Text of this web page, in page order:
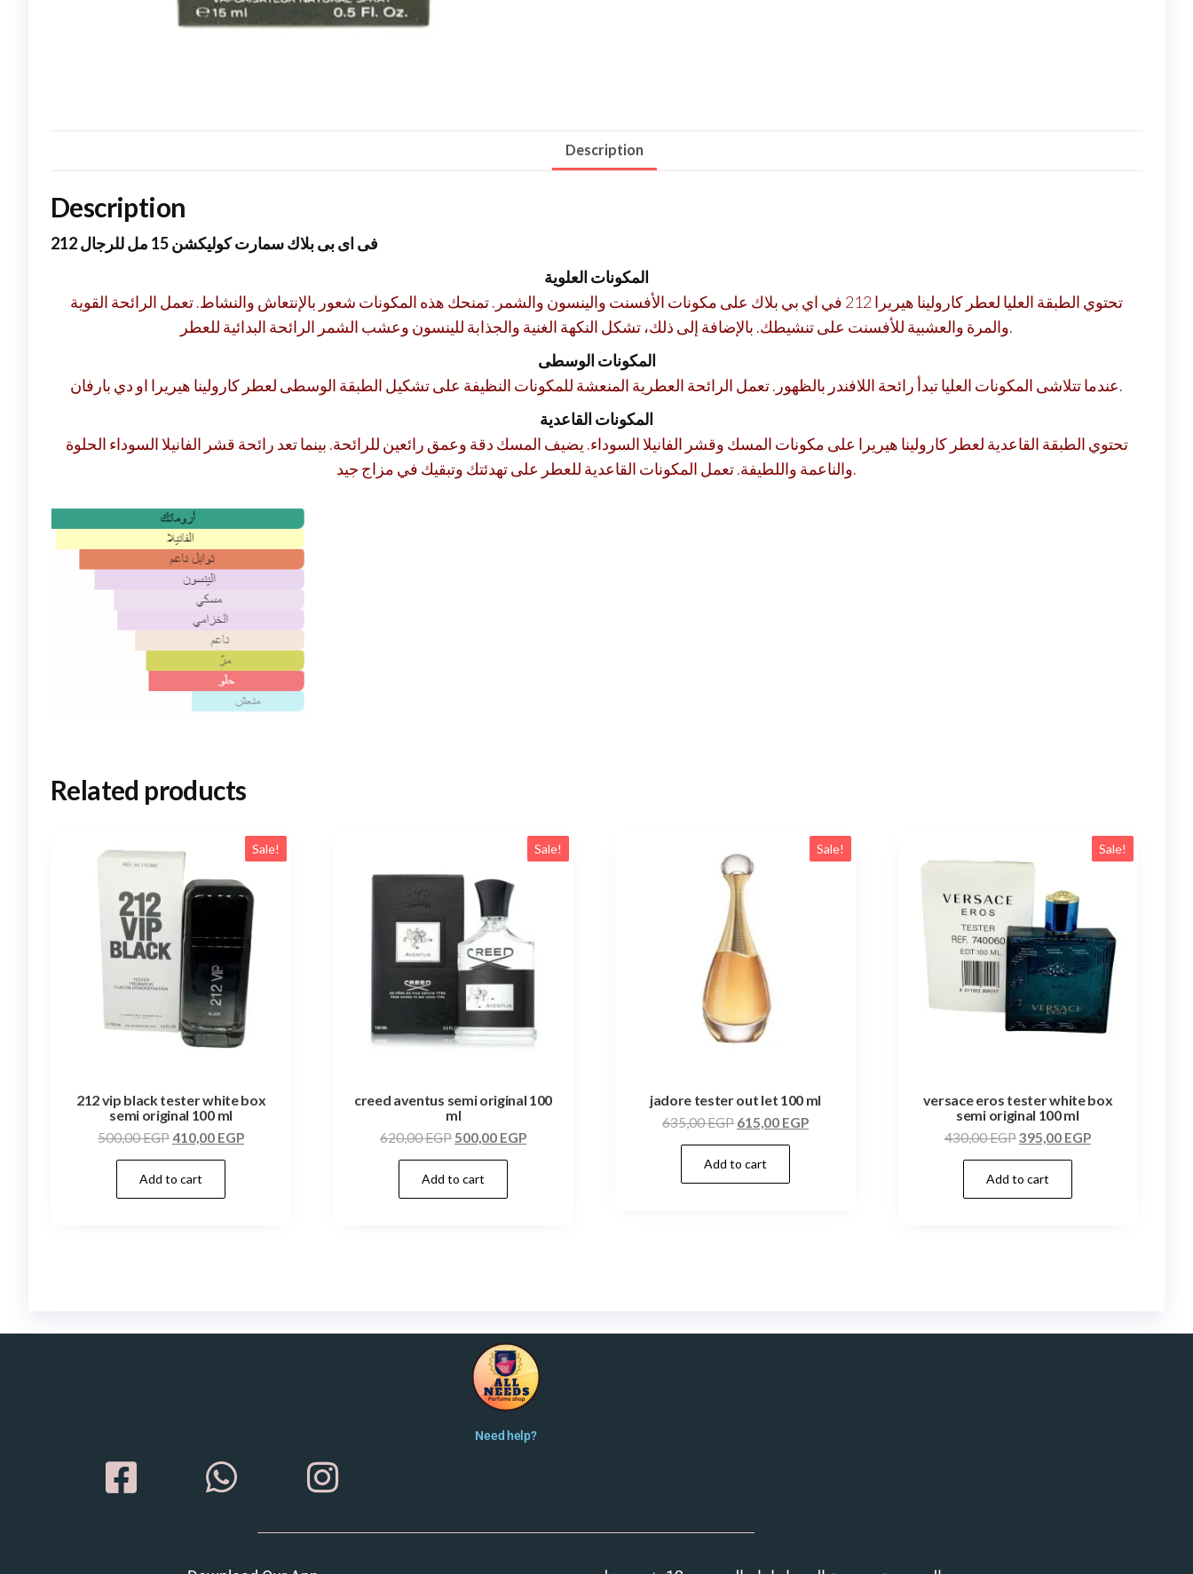
Description
Description
212 فى اى بى بلاك سمارت كوليكشن 15 مل للرجال
المكونات العلوية
تحتوي الطبقة العليا لعطر كارولينا هيريرا 212 في اي بي بلاك على مكونات الأفسنت والينسون والشمر. تمنحك هذه المكونات شعور بالإنتعاش والنشاط. تعمل الرائحة القوية
والمرة والعشبية للأفسنت على تنشيطك. بالإضافة إلى ذلك، تشكل النكهة الغنية والجذابة للينسون وعشب الشمر الرائحة البدائية للعطر.
المكونات الوسطى
عندما تتلاشى المكونات العليا تبدأ رائحة اللافندر بالظهور. تعمل الرائحة العطرية المنعشة للمكونات النظيفة على تشكيل الطبقة الوسطى لعطر كارولينا هيريرا او دي بارفان.
المكونات القاعدية
تحتوي الطبقة القاعدية لعطر كارولينا هيريرا على مكونات المسك وقشر الفانيلا السوداء. يضيف المسك دقة وعمق رائعين للرائحة. بينما تعد رائحة قشر الفانيلا السوداء الحلوة
والناعمة واللطيفة. تعمل المكونات القاعدية للعطر على تهدئتك وتبقيك في مزاج جيد.
Related products
Sale!
212 vip black tester white box
semi original 100 ml
500,00EGP410,00 EGP
Add to cart
Sale!
creed aventus semi original 100
ml
620,00EGP500,00 EGP
Add to cart
Sale!
jadore tester out let 100 ml
635,00EGP 615,00 EGP
Add to cart
Sale!
versace eros tester white box
semi original 100 ml
430,00EGP395,00 EGP
Add to cart
Need help?